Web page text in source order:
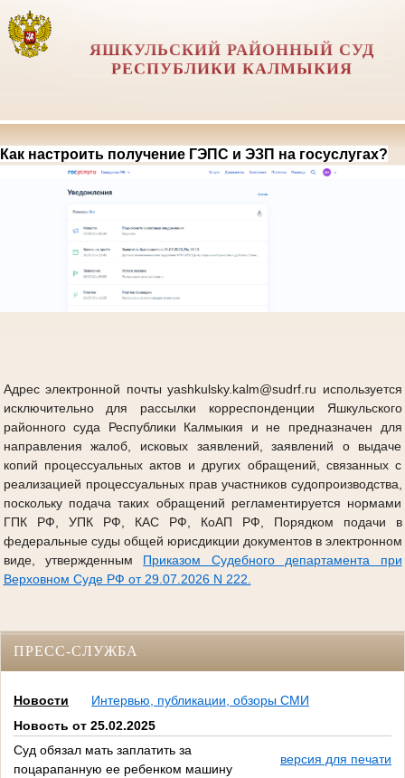
ЯШКУЛЬСКИЙ РАЙОННЫЙ СУД
РЕСПУБЛИКИ КАЛМЫКИЯ
Как настроить получение ГЭПС и ЭЗП на госуслугах?
Адрес электронной почты yashkulsky.kalm@sudrf.ru используется
исключительно для рассылки корреспонденции Яшкульского
районного суда Республики Калмыкия и не предназначен для
направления жалоб, исковых заявлений, заявлений о выдаче
копий процессуальных актов и других обращений, связанных с
реализацией процессуальных прав участников судопроизводства,
поскольку подача таких обращений регламентируется нормами
ГПК РФ, УПК РФ, КАС РФ, КоАП РФ, Порядком подачи в
федеральные суды общей юрисдикции документов в электронном
виде, утвержденным Приказом Судебного департамента при
Верховном Суде РФ от 29.07.2026 N 222.
ПРЕСС-СЛУЖБА
Новости
Интервью, публикации, обзоры СМИ
Новость от 25.02.2025
Суд обязал мать заплатить за
поцарапанную ее ребенком машину
версия для печати